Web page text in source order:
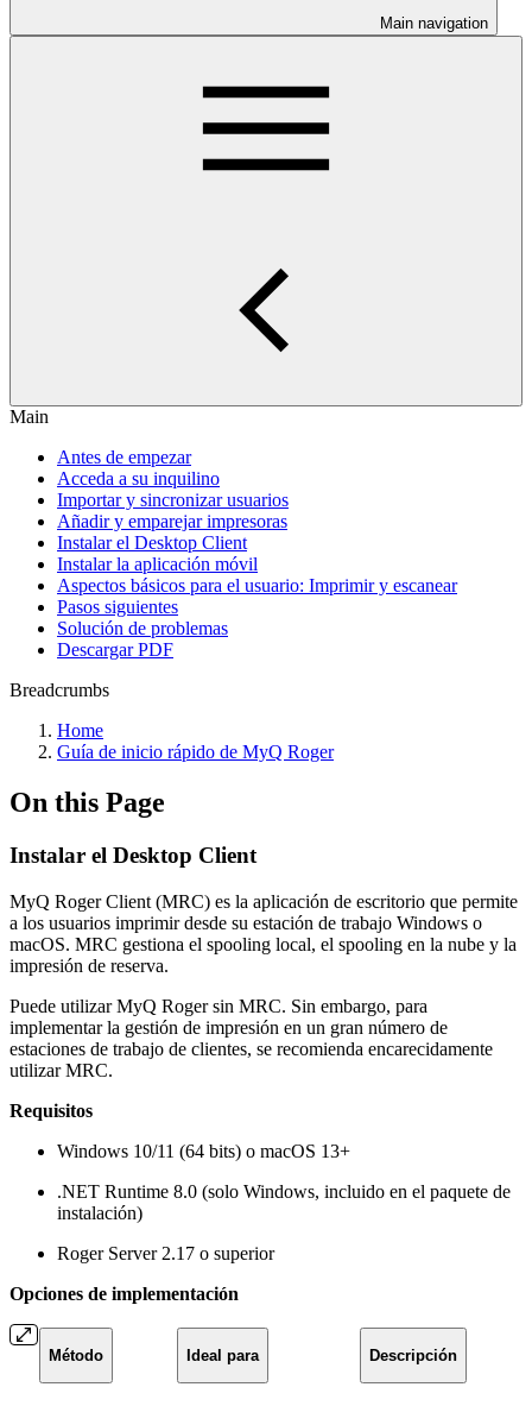
Main navigation
Main
Antes de empezar
Acceda a su inquilino
Importar y sincronizar usuarios
Añadir y emparejar impresoras
Instalar el Desktop Client
Instalar la aplicación móvil
Aspectos básicos para el usuario: Imprimir y escanear
Pasos siguientes
Solución de problemas
Descargar PDF
Breadcrumbs
Home
Guía de inicio rápido de MyQ Roger
On this Page
Instalar el Desktop Client
MyQ Roger Client (MRC) es la aplicación de escritorio que permite
a los usuarios imprimir desde su estación de trabajo Windows o
macOS. MRC gestiona el spooling local, el spooling en la nube y la
impresión de reserva.
Puede utilizar MyQ Roger sin MRC. Sin embargo, para
implementar la gestión de impresión en un gran número de
estaciones de trabajo de clientes, se recomienda encarecidamente
utilizar MRC.
Requisitos
Windows 10/11 (64 bits) o macOS 13+
.NET Runtime 8.0 (solo Windows, incluido en el paquete de
instalación)
Roger Server 2.17 o superior
Opciones de implementación
Método Ideal para Descripción